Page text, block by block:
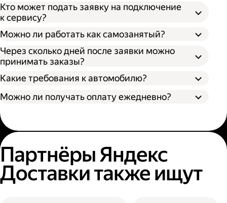
Кто может подать заявку на подключение
к сервису?
Можно ли работать как самозанятый?
Через сколько дней после заявки можно
принимать заказы?
Какие требования к автомобилю?
Можно ли получать оплату ежедневно?
Партнёры Яндекс
Доставки также ищут